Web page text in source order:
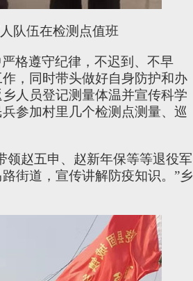
队伍在检测点值班
格遵守纪律，不迟到、不早
，同时带头做好自身防护和办
人员登记测量体温并宣传科学
参加村里几个检测点测量、巡
领赵五申、赵新年保等等退役军
街道，宣传讲解防疫知识。”乡